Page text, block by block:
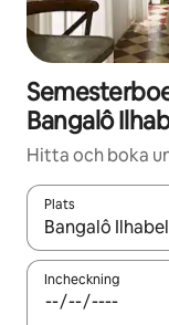
Bangalô
Hitta och boka
Plats
När resultaten
Incheckning